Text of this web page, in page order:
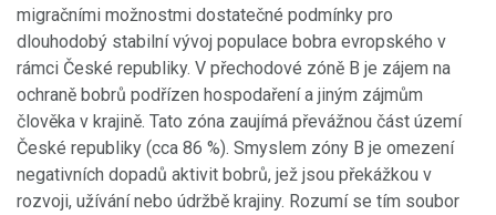
migračními možnostmi dostatečné podmínky pro
dlouhodobý stabilní vývoj populace bobra evropského v
rámci České republiky. V přechodové zóně B je zájem na
ochraně bobrů podřízen hospodaření a jiným zájmům
člověka v krajině. Tato zóna zaujímá převážnou část území
České republiky (cca 86 %). Smyslem zóny B je omezení
negativních dopadů aktivit bobrů, jež jsou překážkou v
rozvoji, užívání nebo údržbě krajiny. Rozumí se tím soubor